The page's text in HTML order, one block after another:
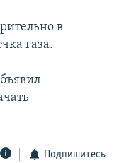
в
газа.
Подпишитесь